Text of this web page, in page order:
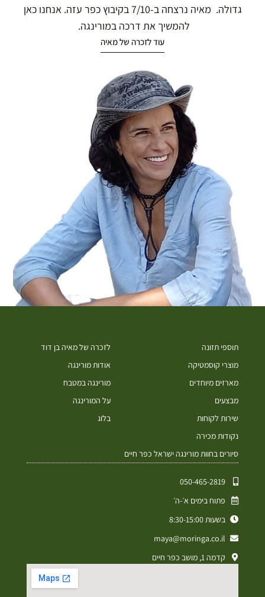
גדולה. מאיה נרצחה ב-7/10 בקיבוץ כפר עזה. אנחנו כאן
להמשיך את דרכה במורינגה.
עוד לזכרה של מאיה
תוספי תזונה
מוצרי קוסמטיקה
מארזים מיוחדים
מבצעים
שירות לקוחות
נקודות מכירה
סיורים בחוות מורינגה ישראל כפר חיים
לזכרה של מאיה בן דוד
אודות מורינגה
מורינגה במטבח
על המורינגה
בלוג
050-465-2819⁩
פתוח בימים א׳-ה׳
בשעות 8:30-15:00
maya@moringa.co.il
קדמה 1, מושב כפר חיים